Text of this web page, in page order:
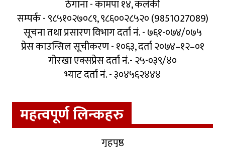
ठेगाना - कामपा १४, कलंकी
सम्पर्क - ९८५१०२७०८९, ९८६००२८५२० (9851027089)
सूचना तथा प्रसारण विभाग दर्ता नं. - ७६१-०७४/०७५
प्रेस काउन्सिल सूचीकरण - १०६३, दर्ता २०७४–१२–०१
गोरखा एक्सप्रेस दर्ता नं.- २५-०३९/४०
भ्याट दर्ता नं. - ३०४५६२४४४
महत्वपूर्ण लिन्कहरु
गृहपृष्ठ